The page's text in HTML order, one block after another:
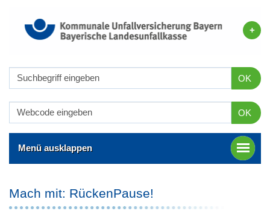
OK
OK
Menü ausklappen
Mach mit: RückenPause!